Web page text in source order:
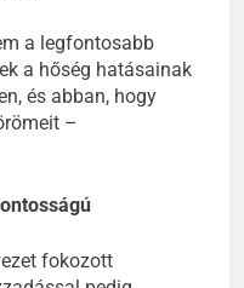
a legfontosabb
a hőség hatásainak
és abban, hogy
–
fokozott